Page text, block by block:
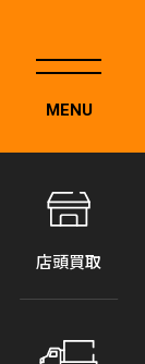
MENU
店頭買取